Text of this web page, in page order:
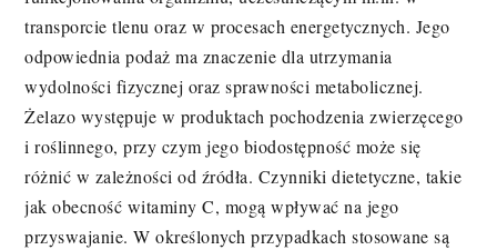
transporcie tlenu oraz w procesach energetycznych. Jego
odpowiednia podaż ma znaczenie dla utrzymania
wydolności fizycznej oraz sprawności metabolicznej.
Żelazo występuje w produktach pochodzenia zwierzęcego
i roślinnego, przy czym jego biodostępność może się
różnić w zależności od źródła. Czynniki dietetyczne, takie
jak obecność witaminy C, mogą wpływać na jego
przyswajanie. W określonych przypadkach stosowane są